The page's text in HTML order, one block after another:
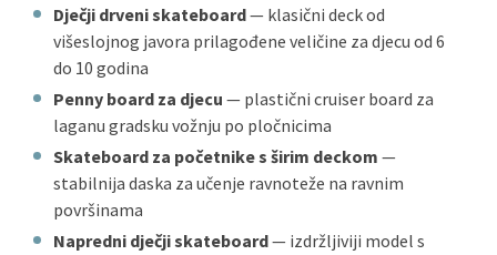
Dječji drveni skateboard— klasični deck od
višeslojnog javora prilagođene veličine za djecu od 6
do 10 godina
Penny board za djecu — plastični cruiser board za
laganu gradsku vožnju po pločnicima
Skateboard za početnike s širim deckom —
stabilnija daska za učenje ravnoteže na ravnim
površinama
Napredni dječji skateboard— izdržljiviji model s